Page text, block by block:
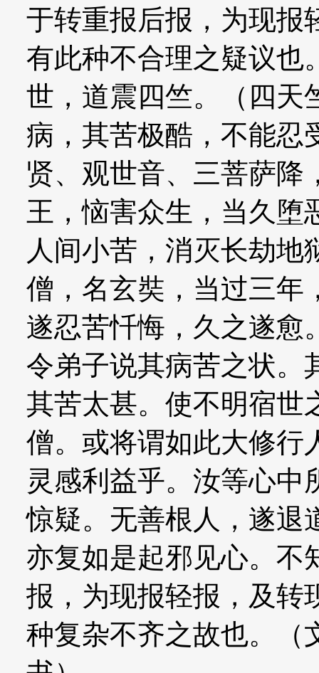
于转重报后报，为现报
有此种不合理之疑议也
世，道震四竺。（四天
病，其苦极酷，不能忍
贤、观世音、三菩萨降
王，恼害众生，当久堕
人间小苦，消灭长劫
僧，名玄奘，当过三年
遂忍苦忏悔，久之遂愈
令弟子说其病苦之状。
其苦太甚。使不明宿世
僧。或将谓如此大修行
灵感利益乎。汝等心中
惊疑。无善根人，遂退
亦复如是起邪见心。不
报，为现报轻报，及转
种复杂不齐之故也。（